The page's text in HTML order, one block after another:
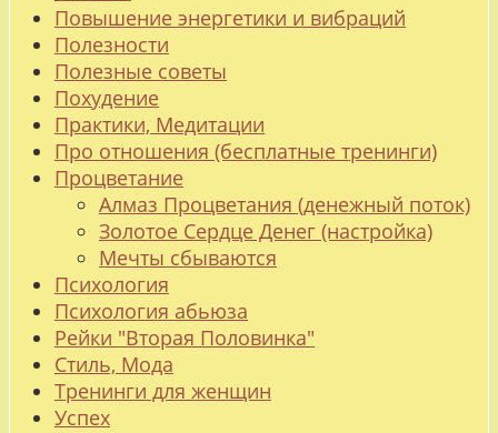
Повышение энергетики и вибраций
Полезности
Полезные советы
Похудение
Практики, Медитации
Про отношения (бесплатные тренинги)
Процветание
Алмаз Процветания (денежный поток)
Золотое Сердце Денег (настройка)
Мечты сбываются
Психология
Психология абьюза
Рейки "Вторая Половинка"
Стиль, Мода
Тренинги для женщин
Успех